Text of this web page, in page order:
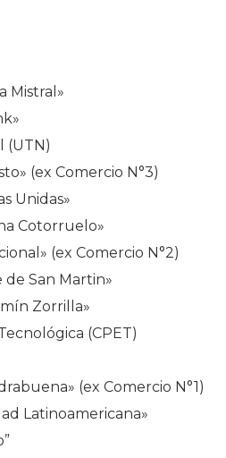
Mistral»
(UTN)
(ex Comercio N°3)
Unidas»
Cotorruelo»
(ex Comercio N°2)
de San Martin»
Zorrilla»
(CPET)
(ex Comercio N°1)
Latinoamericana»